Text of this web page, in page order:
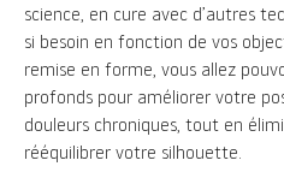
science, en cure avec d’autres
si besoin en fonction de vos
remise en forme, vous allez
profonds pour améliorer votre
douleurs chroniques, tout en
rééquilibrer votre silhouette.